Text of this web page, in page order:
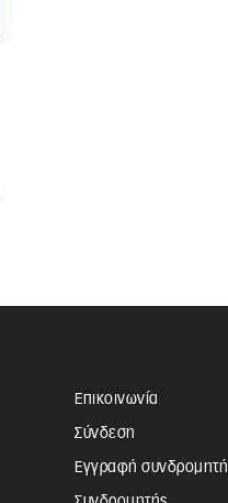
Επικοινωνία
Σύνδεση
Εγγραφή συνδρομητή